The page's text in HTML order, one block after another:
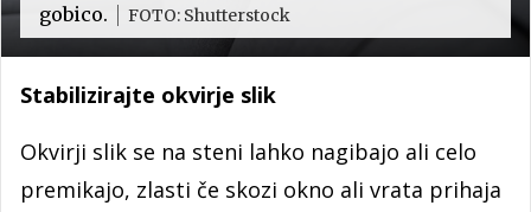
gobico.
FOTO: Shutterstock
Stabilizirajte okvirje slik
Okvirji slik se na steni lahko nagibajo ali celo
premikajo, zlasti če skozi okno ali vrata prihaja